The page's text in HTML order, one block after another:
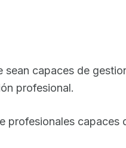
sean capaces de
profesional.
profesionales